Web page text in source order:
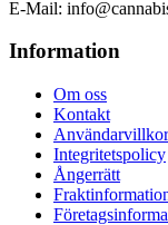
E-Mail:
Information
Om oss
Kontakt
Användarvillkor
Integritetspolicy
Ångerrätt